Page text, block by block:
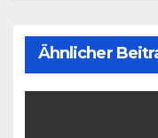
Ähnlicher